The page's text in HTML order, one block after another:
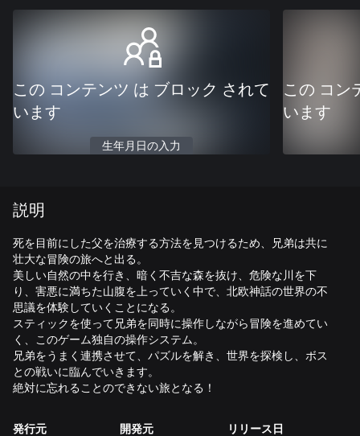
この コンテンツ は ブロック されて
います
生年月日の入力
この コン
います
説明
死を目前にした父を治療する方法を見つけるため、兄弟は共に
壮大な冒険の旅へと出る。
美しい自然の中を行き、暗く不吉な森を抜け、危険な川を下
り、害悪に満ちた山腹を上っていく中で、北欧神話の世界の不
思議を体験していくことになる。
スティックを使って兄弟を同時に操作しながら冒険を進めてい
く、このゲーム独自の操作システム。
兄弟をうまく連携させて、パズルを解き、世界を探検し、ボス
との戦いに臨んでいきます。
絶対に忘れることのできない旅となる！
発行元 開発元 リリース日